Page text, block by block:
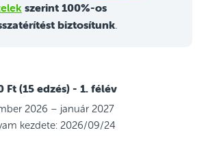
szerint 100%-os
biztosítunk.
Ft (15 edzés)- 1. félév
2026 – január 2027
kezdete: 2026/09/24